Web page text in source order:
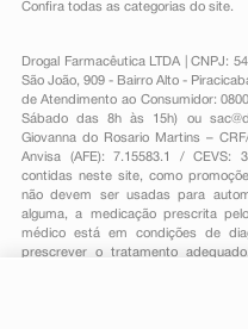
Confira todas as categorias do site.
Drogal Farmacêutica LTDA | CNPJ:
São João, 909 - Bairro Alto -
de Atendimento ao Consumidor:
Sábado das 8h às 15h) ou
Giovanna do Rosario Martins –
Anvisa (AFE): 7.15583.1 / CEVS:
contidas neste site, como
não devem ser usadas para
alguma, a medicação prescrita
médico está em condições de
prescrever o tratamento